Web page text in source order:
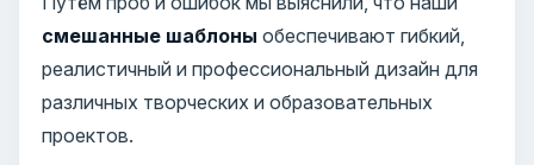
смешанные шаблоны обеспечивают гибкий,
реалистичный и профессиональный дизайн для
различных творческих и образовательных
проектов.